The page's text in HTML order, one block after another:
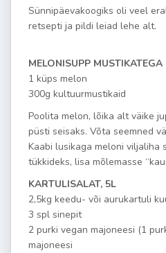
Sünnipäevakoogiks oli veel
retsepti ja pildi leiad lehe alt.
MELONISUPP MUSTIKATEGA
1 küps melon
300g kultuurmustikaid
Poolita melon, lõika alt väike
püsti seisaks. Võta seemned
Kaabi lusikaga meloni viljaliha
tükkideks, lisa mõlemasse
KARTULISALAT, 5L
2,5kg keedu- või aurukartuli
3 spl sinepit
2 purki vegan majoneesi (1
majoneesi